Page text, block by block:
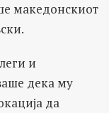
македонскиот
и
дека му
да